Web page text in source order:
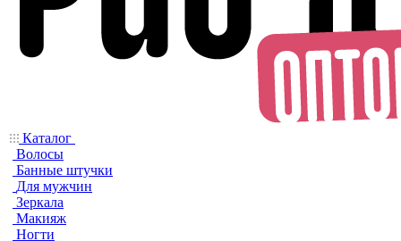
Каталог
Волосы
Банные штучки
Для мужчин
Зеркала
Макияж
Ногти